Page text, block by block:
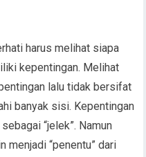
harus melihat siapa
kepentingan. Melihat
lalu tidak bersifat
banyak sisi. Kepentingan
“jelek”. Namun
menjadi “penentu” dari